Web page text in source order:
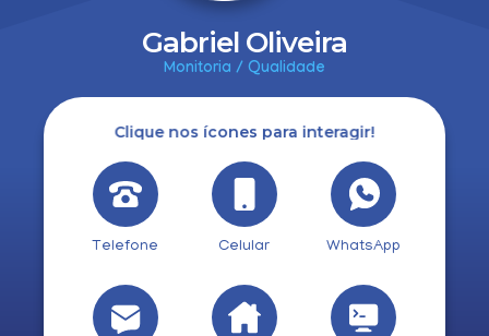
Gabriel Oliveira
Monitoria / Qualidade
Clique nos ícones para interagir!
Telefone Celular WhatsApp